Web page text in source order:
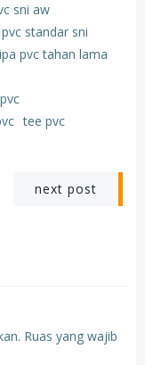
sni aw
standar sni
pvc tahan lama
tee pvc
next post
Ruas yang wajib